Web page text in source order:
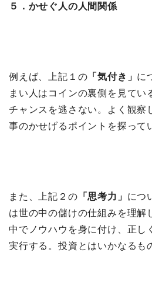
５．かせぐ人の人間関係
例えば、上記１の 「気付き」 に
まい人はコインの裏側を見てい
チャンスを逃さない。よく観察
事のかせげるポイントを探って
また、上記２の 「思考力」 につ
は世の中の儲けの仕組みを理解
中でノウハウを身に付け、正し
実行する。投資とはいかなるも